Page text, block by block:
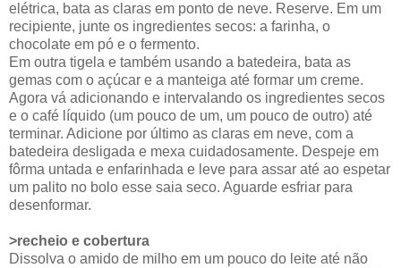
elétrica, bata as claras em ponto de neve. Reserve. Em um
recipiente, junte os ingredientes secos: a farinha, o
chocolate em pó e o fermento.
Em outra tigela e também usando a batedeira, bata as
gemas com o açúcar e a manteiga até formar um creme.
Agora vá adicionando e intervalando os ingredientes secos
e o café líquido (um pouco de um, um pouco de outro) até
terminar. Adicione por último as claras em neve, com a
batedeira desligada e mexa cuidadosamente. Despeje em
fôrma untada e enfarinhada e leve para assar até ao espetar
um palito no bolo esse saia seco. Aguarde esfriar para
desenformar.
>recheio e cobertura
Dissolva o amido de milho em um pouco do leite até não